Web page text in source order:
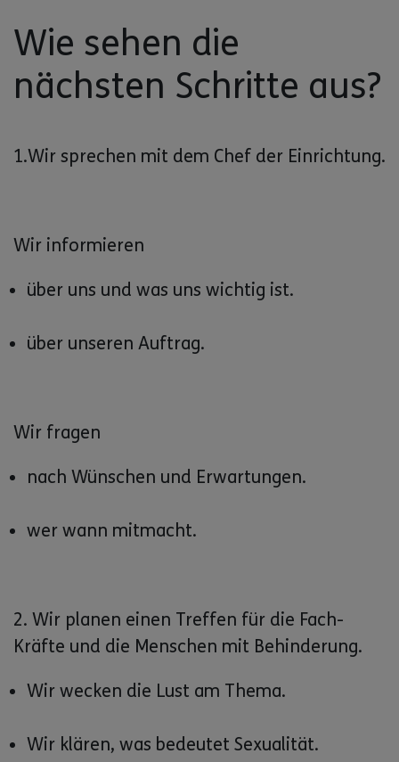
Wie sehen die
nächsten Schritte aus?
1.Wir sprechen mit dem Chef der Einrichtung.
Wir informieren
über uns und was uns wichtig ist.
über unseren Auftrag.
Wir fragen
nach Wünschen und Erwartungen.
wer wann mitmacht.
2. Wir planen einen Treffen für die Fach-
Kräfte und die Menschen mit Behinderung.
Wir wecken die Lust am Thema.
Wir klären, was bedeutet Sexualität.